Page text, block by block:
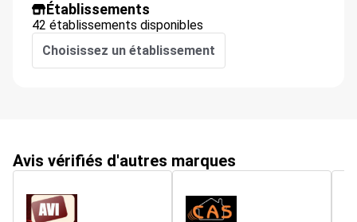
Établissements
42 établissements disponibles
Choisissez un établissement
Avis vérifiés d'autres marques